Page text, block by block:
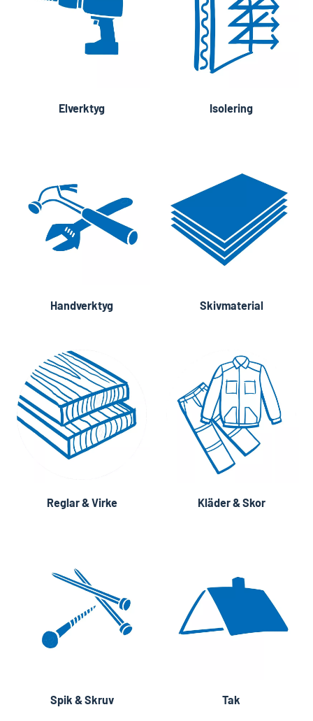
Elverktyg Isolering
Handverktyg Skivmaterial
Reglar & Virke Kläder & Skor
Spik & Skruv Tak